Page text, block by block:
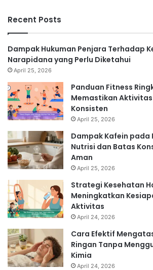
Recent Posts
Dampak Hukuman Penjara Terhadap
Narapidana yang Perlu Diketahui
April 25, 2026
Panduan Fitness
Memastikan
Konsisten
April 25, 2026
Dampak Kafein pada
Nutrisi dan Batas
Aman
April 25, 2026
Strategi Kesehatan
Meningkatkan
Aktivitas
April 24, 2026
Cara Efektif
Ringan Tanpa
Kimia
April 24, 2026